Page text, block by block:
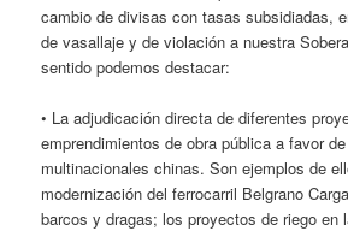
cambio de divisas con tasas subsidiadas,
de vasallaje y de violación a nuestra
sentido podemos destacar:
• La adjudicación directa de diferentes
emprendimientos de obra pública a favor
multinacionales chinas. Son ejemplos de
modernización del ferrocarril Belgrano
barcos y dragas; los proyectos de riego en